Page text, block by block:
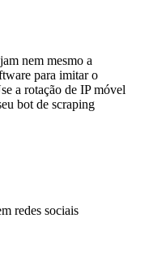
nem mesmo a
para imitar o
a rotação de IP móvel
bot de scraping
redes sociais